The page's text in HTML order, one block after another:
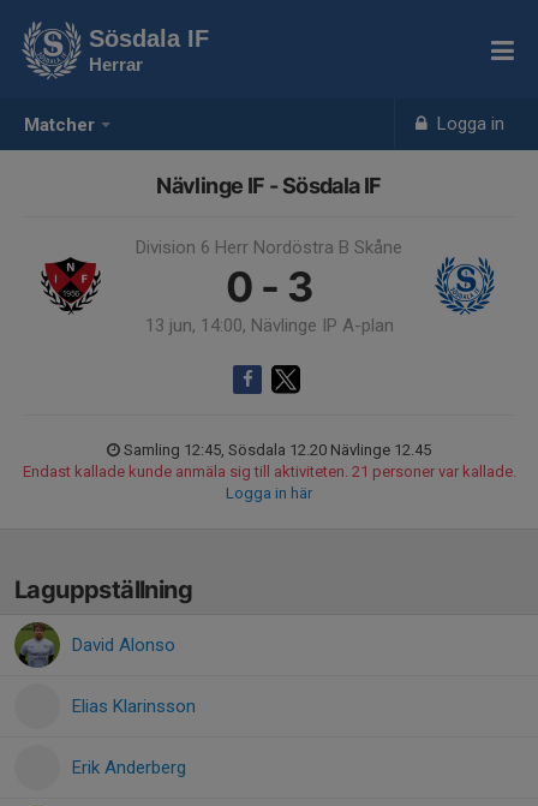
Matcher Logga in
Sösdala IF
Herrar
Nävlinge IF - Sösdala IF
Division 6 Herr Nordöstra B Skåne
0 - 3
13 jun, 14:00, Nävlinge IP A-plan
Samling 12:45, Sösdala 12.20 Nävlinge 12.45
Endast kallade kunde anmäla sig till aktiviteten. 21 personer var kallade.
Logga in här
Laguppställning
David Alonso
Elias Klarinsson
Erik Anderberg